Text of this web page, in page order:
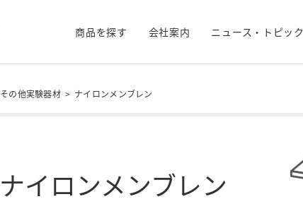
商品を探す 会社案内 ニュース・トピック
その他実験器材 > ナイロンメンブレン
ナイロンメンブレン